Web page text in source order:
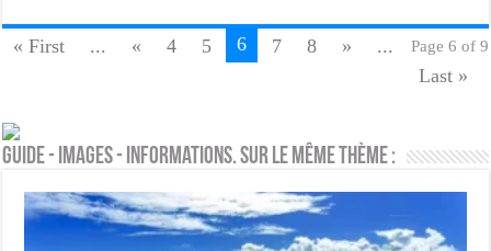
Page 6 of 9
« First ... « 4 5 6 7 8 »
...
Last »
Guide - Images - Informations. Sur le même thème :